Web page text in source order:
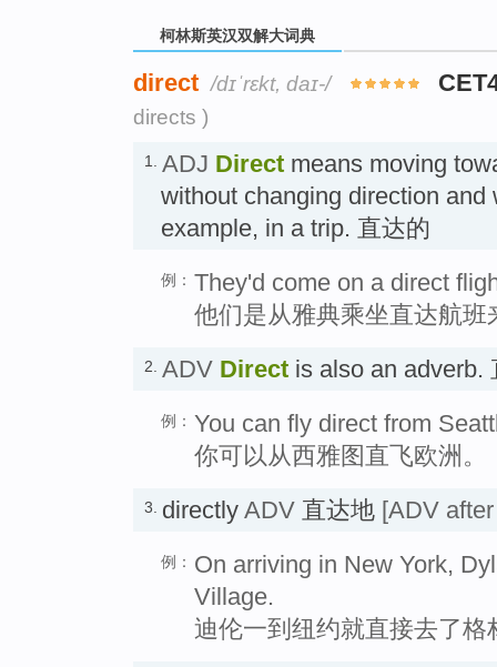
柯林斯英汉双解大词典
direct /dɪˈrɛkt, daɪ-/
directs )
1. ADJ Direct means moving
without changing direction and
example, in a trip. 直达的
例： They'd come on a direct
他们是从雅典乘坐直达航班
2. ADV Direct is also an adverb.
例： You can fly direct from
你可以从西雅图直飞欧洲。
3. directly ADV 直达地 [ADV
例： On arriving in New York,
Village.
迪伦一到纽约就直接去了格